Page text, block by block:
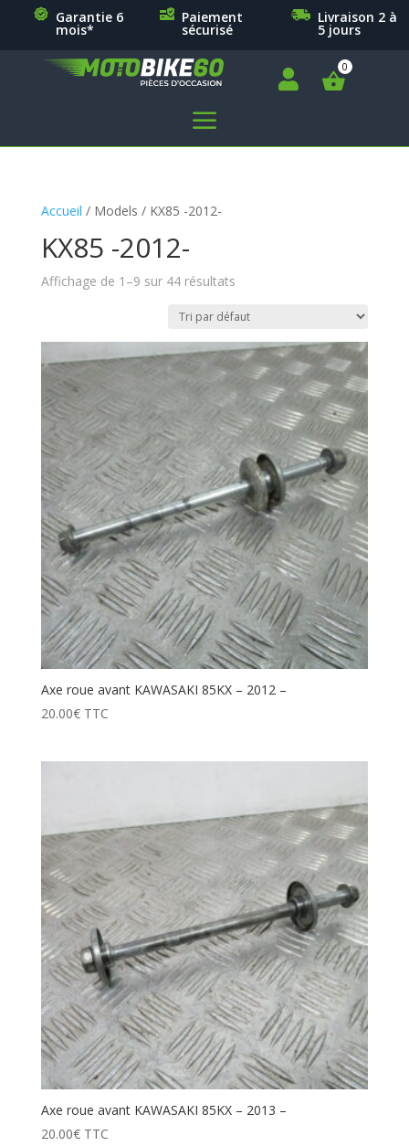
Garantie 6
mois*
Paiement
sécurisé
Livraison 2 à
5 jours

a
Accueil / Models / KX85 -2012-
KX85 -2012-
Affichage de 1–9 sur 44 résultats
Axe roue avant KAWASAKI 85KX – 2012 –
20.00€ TTC
Axe roue avant KAWASAKI 85KX – 2013 –
20.00€ TTC